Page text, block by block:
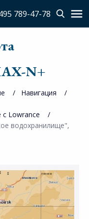
789-47-78
N+
Навигация
Lowrance
водохранилище",